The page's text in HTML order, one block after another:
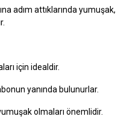
adım attıklarında yumuşak,
için idealdir.
yanında bulunurlar.
olmaları önemlidir.